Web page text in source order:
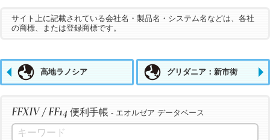
サイト上に記載されている会社名・製品名・システム名などは、各社
の商標、または登録商標です。
高地ラノシア グリダニア：新市街
FFXIV / FF14 便利手帳 - エオルゼア データベース